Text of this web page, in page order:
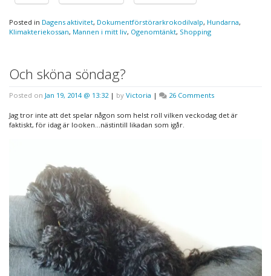
Posted in Dagens aktivitet, Dokumentförstörarkrokodilvalp, Hundarna,
Klimakteriekossan, Mannen i mitt liv, Ogenomtänkt, Shopping
Och sköna söndag?
Posted on Jan 19, 2014 @ 13:32 | by Victoria | 26 Commentson
sköna
Jag tror inte att det spelar någon som helst roll vilken veckodag det är
faktiskt, för idag är looken…nästintill likadan som igår.